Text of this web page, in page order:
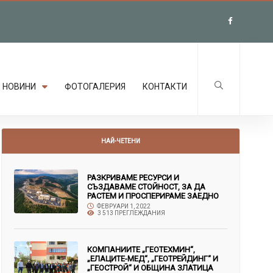
НОВИНИ ФОТОГАЛЕРИЯ КОНТАКТИ
НАЙ-ЧЕТЕНИ
РАЗКРИВАМЕ РЕСУРСИ И
СЪЗДАВАМЕ СТОЙНОСТ, ЗА ДА
РАСТЕМ И ПРОСПЕРИРАМЕ ЗАЕДНО
ФЕВРУАРИ 1, 2022
3 513 ПРЕГЛЕЖДАНИЯ
КОМПАНИИТЕ „ГЕОТЕХМИН“,
„ЕЛАЦИТЕ-МЕД“, „ГЕОТРЕЙДИНГ“ И
„ГЕОСТРОЙ“ И ОБЩИНА ЗЛАТИЦА